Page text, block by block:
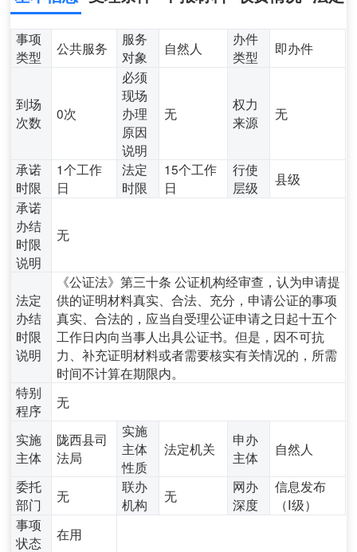
事项
类型
公共服务
服务
对象
自然人
办件
类型
即办件
到场
次数
0次
必须
现场
办理
原因
说明
无
权力
来源
无
承诺
时限
1个工作
日
法定
时限
15个工作
日
行使
层级
县级
承诺
办结
时限
说明
无
法定
办结
时限
说明
《公证法》第三十条 公证机构经审查，认为申请提
供的证明材料真实、合法、充分，申请公证的事项
真实、合法的，应当自受理公证申请之日起十五个
工作日内向当事人出具公证书。但是，因不可抗
力、补充证明材料或者需要核实有关情况的，所需
时间不计算在期限内。
特别
程序
无
实施
主体
陇西县司
法局
实施
主体
性质
法定机关
申办
主体
自然人
委托
部门
无
联办
机构
无
网办
深度
信息发布
（Ⅰ级）
事项
状态
在用